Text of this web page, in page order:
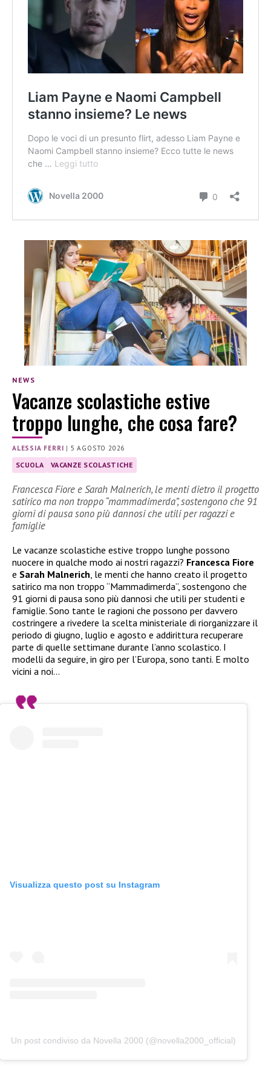
NEWS
Vacanze scolastiche estive
troppo lunghe, che cosa fare?
ALESSIA FERRI | 5 AGOSTO 2026
SCUOLA VACANZE SCOLASTICHE
Francesca Fiore e Sarah Malnerich, le menti dietro il progetto
satirico ma non troppo “mammadimerda”, sostengono che 91
giorni di pausa sono più dannosi che utili per ragazzi e
famiglie
Le vacanze scolastiche estive troppo lunghe possono
nuocere in qualche modo ai nostri ragazzi? Francesca Fiore
e Sarah Malnerich, le menti che hanno creato il progetto
satirico ma non troppo “Mammadimerda”, sostengono che
91 giorni di pausa sono più dannosi che utili per studenti e
famiglie. Sono tante le ragioni che possono per davvero
costringere a rivedere la scelta ministeriale di riorganizzare il
periodo di giugno, luglio e agosto e addirittura recuperare
parte di quelle settimane durante l’anno scolastico. I
modelli da seguire, in giro per l’Europa, sono tanti. E molto
vicini a noi…
Visualizza questo post su Instagram
Un post condiviso da Novella 2000 (@novella2000_official)